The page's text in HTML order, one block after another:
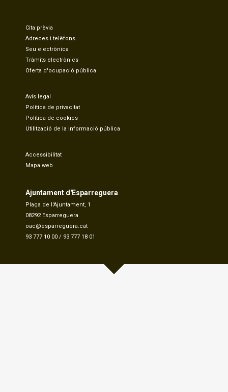
Cita prèvia
Adreces i telèfons
Seu electrònica
Tràmits electrònics
Oferta d'ocupació pública
Avís legal
Política de privacitat
Política de cookies
Utilització de la informació pública
Accessibilitat
Mapa web
Ajuntament d'Esparreguera
Plaça de l'Ajuntament, 1
08292 Esparreguera
oac@esparreguera.cat
93 777 10 00 / 93 777 18 01